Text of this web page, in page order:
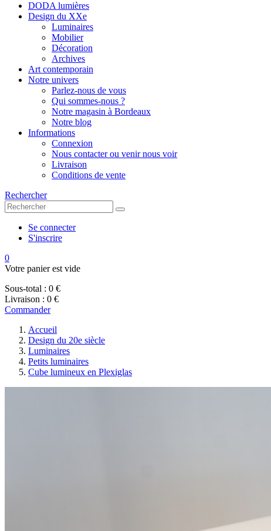
DODA lumières
Design du XXe
Luminaires
Mobilier
Décoration
Archives
Art contemporain
Notre univers
Parlez-nous de vous
Qui sommes-nous ?
Notre magasin à Bordeaux
Notre blog
Informations
Connexion
Nous contacter ou venir nous voir
Livraison
Conditions de vente
Rechercher
Se connecter
S'inscrire
0
Votre panier est vide
Sous-total : 0 €
Livraison : 0 €
Commander
Accueil
Design du 20e siècle
Luminaires
Petits luminaires
Cube lumineux en Plexiglas